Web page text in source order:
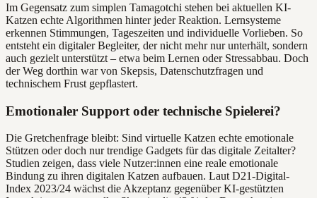
Im Gegensatz zum simplen Tamagotchi stehen bei aktuellen KI-
Katzen echte Algorithmen hinter jeder Reaktion. Lernsysteme
erkennen Stimmungen, Tageszeiten und individuelle Vorlieben. So
entsteht ein digitaler Begleiter, der nicht mehr nur unterhält, sondern
auch gezielt unterstützt – etwa beim Lernen oder Stressabbau. Doch
der Weg dorthin war von Skepsis, Datenschutzfragen und
technischem Frust gepflastert.
Emotionaler Support oder technische Spielerei?
Die Gretchenfrage bleibt: Sind virtuelle Katzen echte emotionale
Stützen oder doch nur trendige Gadgets für das digitale Zeitalter?
Studien zeigen, dass viele Nutzer:innen eine reale emotionale
Bindung zu ihren digitalen Katzen aufbauen. Laut D21-Digital-
Index 2023/24 wächst die Akzeptanz gegenüber KI-gestützten